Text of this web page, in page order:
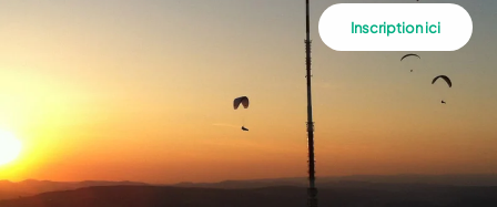
Inscription ici